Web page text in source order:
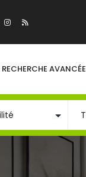
RECHERCHE AVANCÉE